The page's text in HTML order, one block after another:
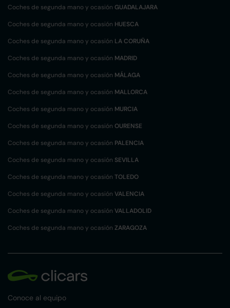
Coches de segunda mano y ocasión GUADALAJARA
Coches de segunda mano y ocasión HUESCA
Coches de segunda mano y ocasión LA CORUÑA
Coches de segunda mano y ocasión MADRID
Coches de segunda mano y ocasión MÁLAGA
Coches de segunda mano y ocasión MALLORCA
Coches de segunda mano y ocasión MURCIA
Coches de segunda mano y ocasión OURENSE
Coches de segunda mano y ocasión PALENCIA
Coches de segunda mano y ocasión SEVILLA
Coches de segunda mano y ocasión TOLEDO
Coches de segunda mano y ocasión VALENCIA
Coches de segunda mano y ocasión VALLADOLID
Coches de segunda mano y ocasión ZARAGOZA
Conoce al equipo